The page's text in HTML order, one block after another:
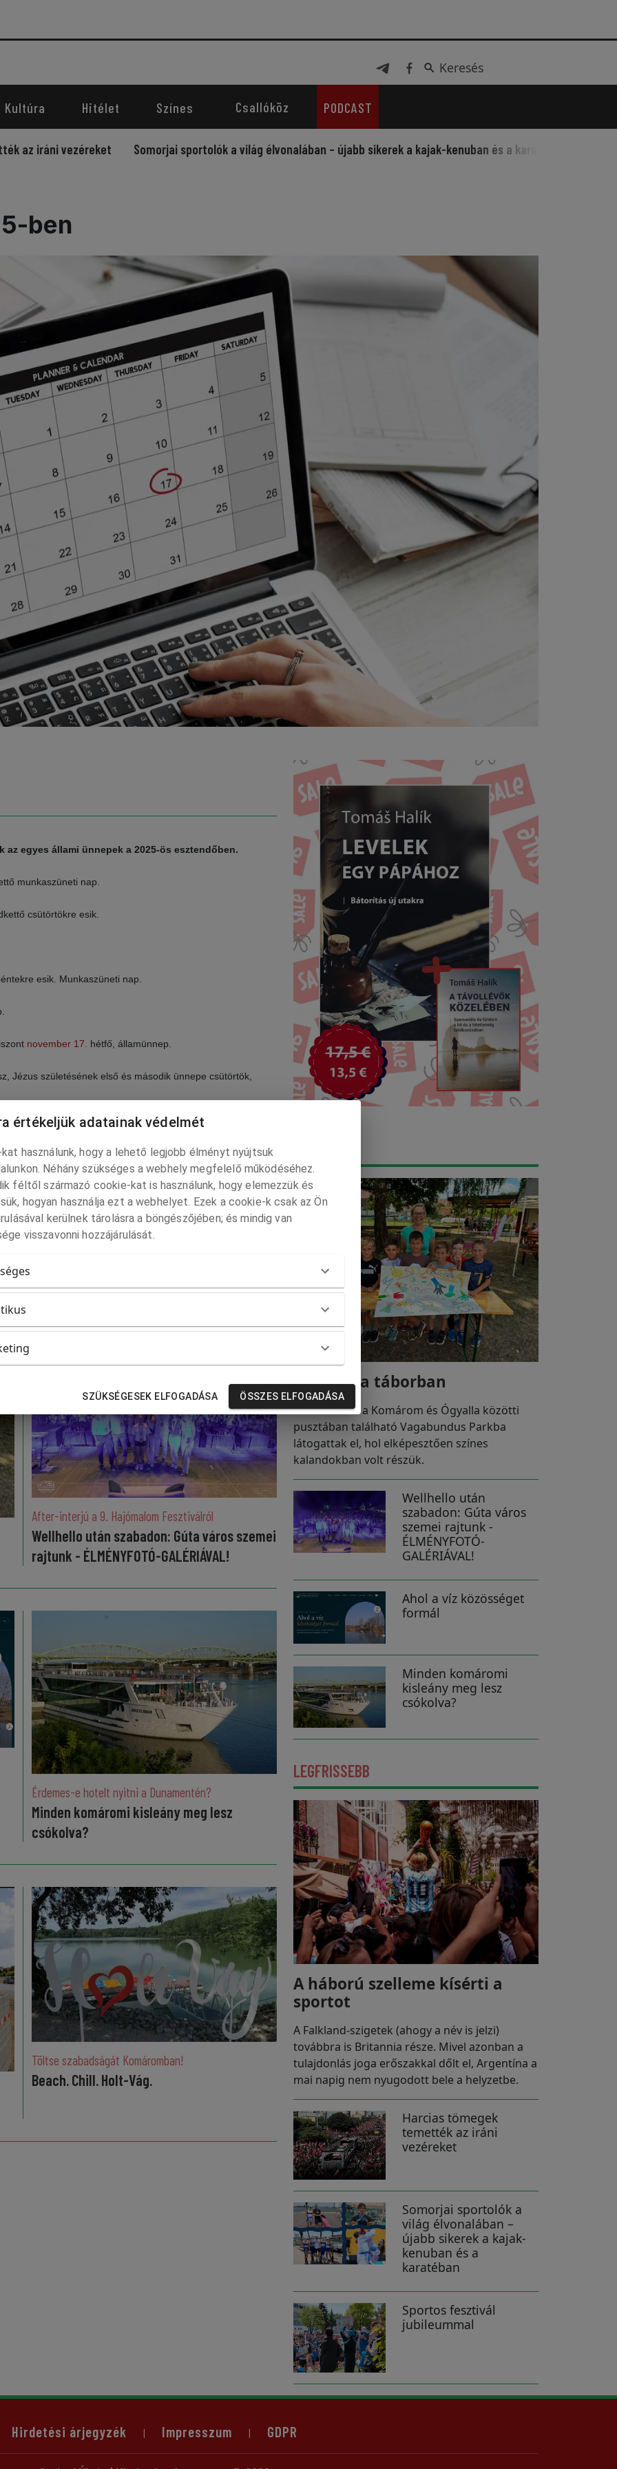
Keresés
Kultúra Hitélet Színes Csallóköz PODCAST
vezéreket Somorjai sportolók a világ élvonalában – újabb sikerek a kajak-kenuban és a karatéban
ben
egyes állami ünnepek a 2025-ös esztendőben.
munkaszüneti nap.
csütörtökre esik.
esik. Munkaszüneti nap.
november 17. hétfő, államünnep.
Jézus születésének első és második ünnepe csütörtök,
nap
After-interjú a 9. Hajómalom Fesztiválról
Wellhello után szabadon: Gúta város szemei
rajtunk - ÉLMÉNYFOTÓ-GALÉRIÁVAL!
Érdemes-e hotelt nyitni a Dunamentén?
Minden komáromi kisleány meg lesz
csókolva?
Töltse szabadságát Komáromban!
Beach. Chill. Holt-Vág.
Kölykök a táborban
Csütörtökön a Komárom és Ógyalla közötti
pusztában található Vagabundus Parkba
látogattak el, hol elképesztően színes
kalandokban volt részük.
Wellhello után
szabadon: Gúta város
szemei rajtunk -
ÉLMÉNYFOTÓ-
GALÉRIÁVAL!
Ahol a víz közösséget
formál
Minden komáromi
kisleány meg lesz
csókolva?
LEGFRISSEBB
A háború szelleme kísérti a
sportot
A Falkland-szigetek (ahogy a név is jelzi)
továbbra is Britannia része. Mivel azonban a
tulajdonlás joga erőszakkal dőlt el, Argentína a
mai napig nem nyugodott bele a helyzetbe.
Harcias tömegek
temették az iráni
vezéreket
Somorjai sportolók a
világ élvonalában –
újabb sikerek a kajak-
kenuban és a
karatéban
Sportos fesztivál
jubileummal
Hirdetési árjegyzék | Impresszum | GDPR
értékeljük adatainak védelmét
használunk, hogy a lehető legjobb élményt nyújtsuk
Néhány szükséges a webhely megfelelő működéséhez.
féltől származó cookie-kat is használunk, hogy elemezzük és
hogyan használja ezt a webhelyet. Ezek a cookie-k csak az Ön
kerülnek tárolásra a böngészőjében; és mindig van
visszavonni hozzájárulását.
SZÜKSÉGESEK ELFOGADÁSA ÖSSZES ELFOGADÁSA